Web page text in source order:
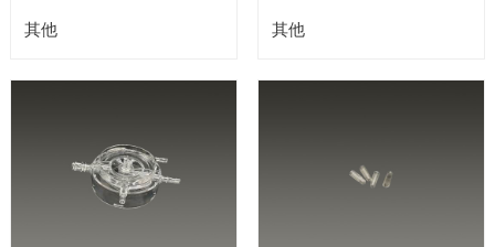
其他 其他